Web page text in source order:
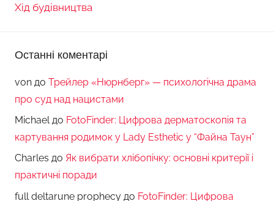
Хід будівництва
Останні коментарі
von до Трейлер «Нюрнберг» — психологічна драма
про суд над нацистами
Michaelдо FotoFinder: Цифрова дерматоскопія та
картування родимок у Lady Esthetic у “Файна Таун”
Charles до Як вибрати хлібопічку: основні критерії і
практичні поради
full deltarune prophecy до FotoFinder: Цифрова